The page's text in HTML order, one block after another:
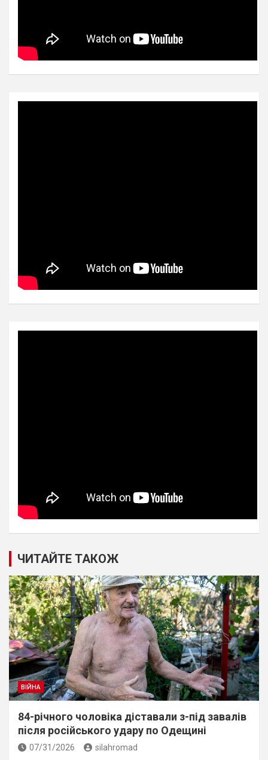
ЧИТАЙТЕ ТАКОЖ
ВІЙНА
84-річного чоловіка діставали з-під завалів
пiсля росiйського удару по Одещині
07/31/2026 silahromad